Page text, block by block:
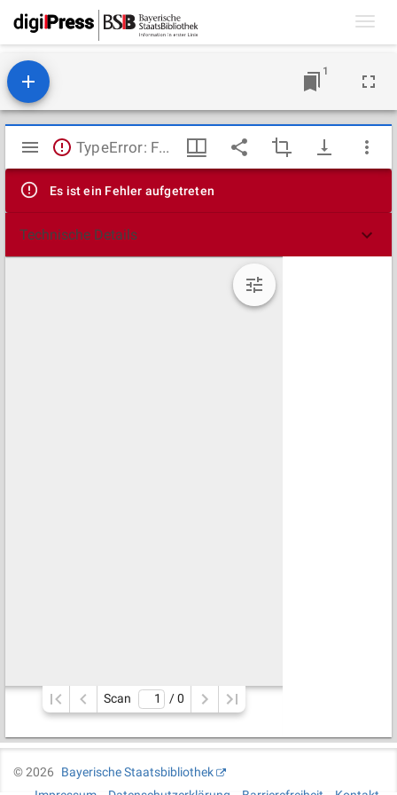
1
Mirador
Viewer
TypeError: Failed to fetch
Es ist ein Fehler aufgetreten
Technische Details
Scan / 0
©2026
Bayerische Staatsbibliothek